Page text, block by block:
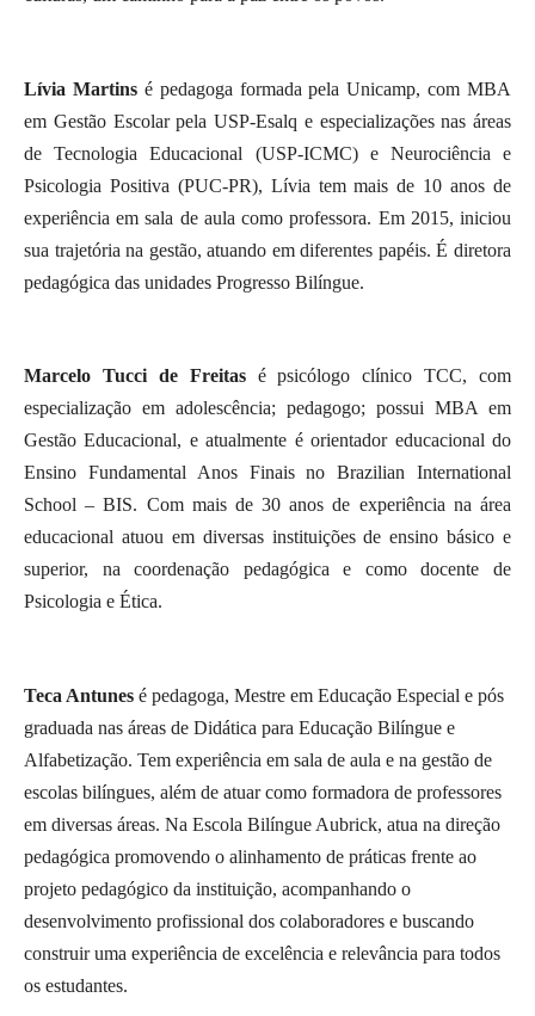
Lívia Martins é pedagoga formada pela Unicamp, com MBA
em Gestão Escolar pela USP-Esalq e especializações nas áreas
de Tecnologia Educacional (USP-ICMC) e Neurociência e
Psicologia Positiva (PUC-PR), Lívia tem mais de 10 anos de
experiência em sala de aula como professora. Em 2015, iniciou
sua trajetória na gestão, atuando em diferentes papéis. É diretora
pedagógica das unidades Progresso Bilíngue.
Marcelo Tucci de Freitasé psicólogo clínico TCC, com
especialização em adolescência; pedagogo; possui MBA em
Gestão Educacional, e atualmente é orientador educacional do
Ensino Fundamental Anos Finais no Brazilian International
School – BIS. Com mais de 30 anos de experiência na área
educacional atuou em diversas instituições de ensino básico e
superior, na coordenação pedagógica e como docente de
Psicologia e Ética.
Teca Antunes é pedagoga, Mestre em Educação Especial e pós
graduada nas áreas de Didática para Educação Bilíngue e
Alfabetização. Tem experiência em sala de aula e na gestão de
escolas bilíngues, além de atuar como formadora de professores
em diversas áreas. Na Escola Bilíngue Aubrick, atua na direção
pedagógica promovendo o alinhamento de práticas frente ao
projeto pedagógico da instituição, acompanhando o
desenvolvimento profissional dos colaboradores e buscando
construir uma experiência de excelência e relevância para todos
os estudantes.